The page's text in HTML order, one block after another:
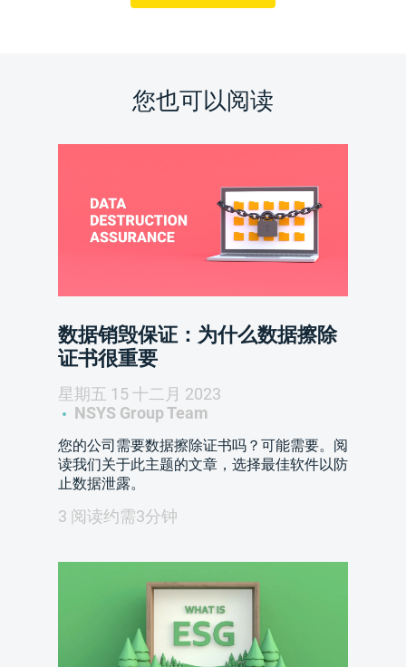
您也可以阅读
数据销毁保证：为什么数据擦除
证书很重要
星期五 15 十二月 2023
NSYS Group Team
您的公司需要数据擦除证书吗？可能需要。阅
读我们关于此主题的文章，选择最佳软件以防
止数据泄露。
3 阅读约需3分钟